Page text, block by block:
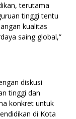
terutama
tinggi tentu
kualitas
saing global,”
diskusi
tinggi dan
konkret untuk
di Kota